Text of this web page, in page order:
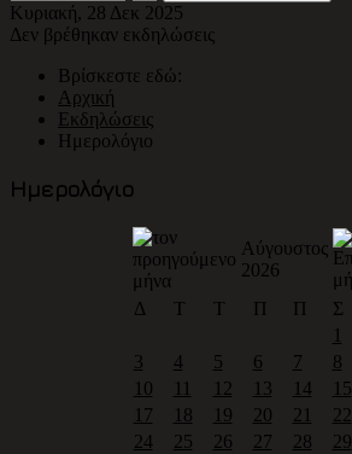
Κυριακή, 28 Δεκ 2025
Δεν βρέθηκαν εκδηλώσεις
Βρίσκεστε εδώ:
Αρχική
Εκδηλώσεις
Ημερολόγιο
Ημερολόγιο
Αύγουστος
2026
Δ
Τ Τ Π Π Σ
1
3
4 5 6 7 8
10
11 12 13 14 15
17
18 19 20 21 22
24
25 26 27 28 29